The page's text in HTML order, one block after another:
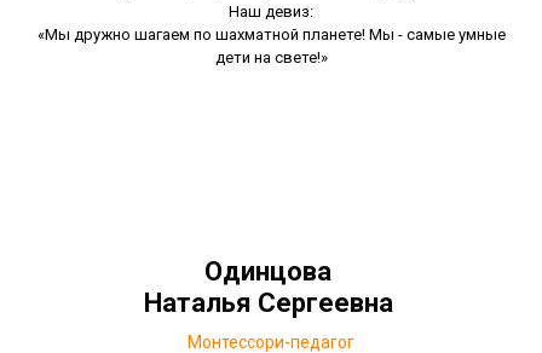
Наш девиз:
«Мы дружно шагаем по шахматной планете! Мы - самые умные
дети на свете!»
Одинцова
Наталья Сергеевна
Mонтессори-педагог